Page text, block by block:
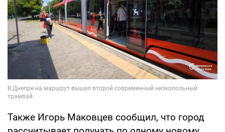
Также Игорь Маковцев сообщил, что город